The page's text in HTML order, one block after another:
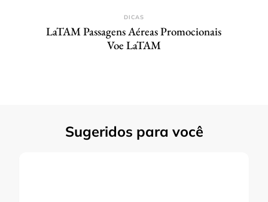
DICAS
LaTAM Passagens Aéreas Promocionais
Voe LaTAM
Sugeridos para você